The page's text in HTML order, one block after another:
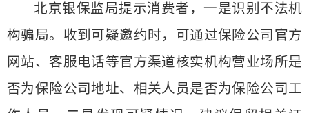
北京银保监局提示消费者，一是识别不法机
构骗局。收到可疑邀约时，可通过保险公司官方
网站、客服电话等官方渠道核实机构营业场所是
否为保险公司地址、相关人员是否为保险公司工